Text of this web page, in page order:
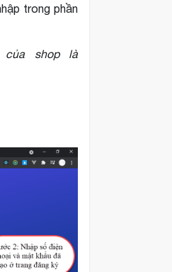
trong phần
shop là